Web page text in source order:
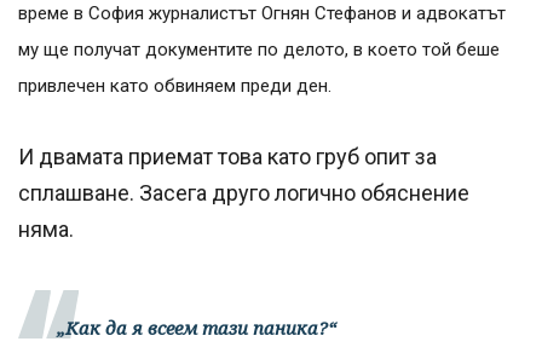
време в София журналистът Огнян Стефанов и адвокатът
му ще получат документите по делото, в което той беше
привлечен като обвиняем преди ден.
И двамата приемат това като груб опит за
сплашване. Засега друго логично обяснение
няма.
„Как да я всеем тази паника?“